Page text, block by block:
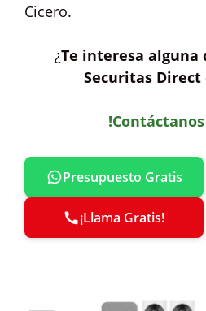
Cicero.
¿Te interesa alguna
Securitas Direct
Presupuesto Gratis
¡Llama Gratis!